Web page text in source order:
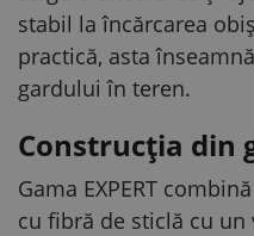
stabil la încărcarea
practică, asta
gardului în teren.
Construcția din
Gama EXPERT
cu fibră de sticlă cu